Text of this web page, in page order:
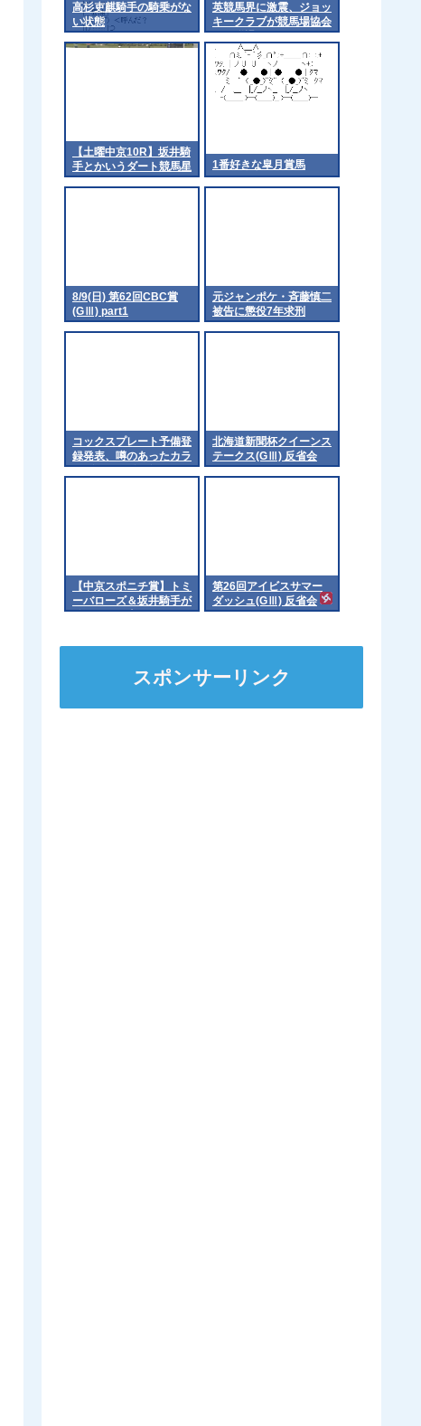
高杉吏麒騎手の騎乗がな
い状態
英競馬界に激震、ジョッ
キークラブが競馬場協会
から脱退
【土曜中京10R】坂井騎
手とかいうダート競馬星
人
1番好きな皐月賞馬
8/9(日) 第62回CBC賞
(GⅢ) part1
元ジャンポケ・斉藤慎二
被告に懲役7年求刑
コックスプレート予備登
録発表、噂のあったカラ
ンダガンは登録無しで再
北海道新聞杯クイーンス
テークス(GⅢ) 反省会
【中京スポニチ賞】トミ
ーバローズ＆坂井騎手が
ｷﾀ━━━━(ﾟ
第26回アイビスサマー
ダッシュ(GⅢ) 反省会
スポンサーリンク